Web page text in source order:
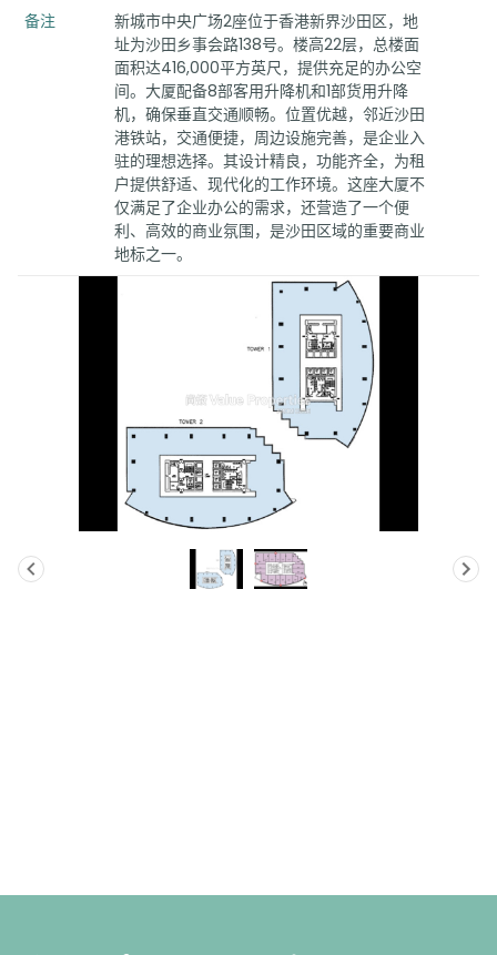
备注
新城市中央广场2座位于香港新界沙田区，地
址为沙田乡事会路138号。楼高22层，总楼面
面积达416,000平方英尺，提供充足的办公空
间。大厦配备8部客用升降机和1部货用升降
机，确保垂直交通顺畅。位置优越，邻近沙田
港铁站，交通便捷，周边设施完善，是企业入
驻的理想选择。其设计精良，功能齐全，为租
户提供舒适、现代化的工作环境。这座大厦不
仅满足了企业办公的需求，还营造了一个便
利、高效的商业氛围，是沙田区域的重要商业
地标之一。